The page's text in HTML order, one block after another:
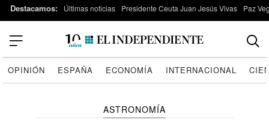
Destacamos: Últimas noticias Presidente Ceuta Juan Jesús Vivas Paz
OPINIÓN ESPAÑA ECONOMÍA INTERNACIONAL
ASTRONOMÍA